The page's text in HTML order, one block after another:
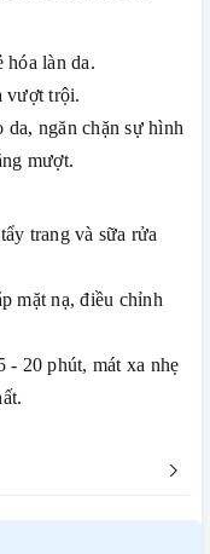
hóa làn da.
vượt trội.
ngăn chặn sự hình
mượt.
trang và sữa rửa
mặt nạ, điều chỉnh
- 20 phút, mát xa nhẹ